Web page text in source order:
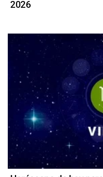
2026